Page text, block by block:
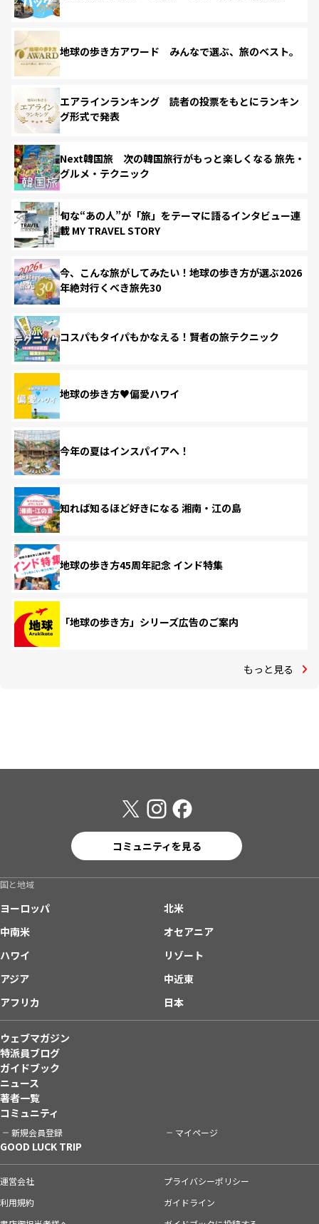
地球の歩き方アワード みんなで選ぶ、旅のベスト。
エアラインランキング 読者の投票をもとにランキン
グ形式で発表
Next韓国旅 次の韓国旅行がもっと楽しくなる 旅先・
グルメ・テクニック
旬な“あの人”が「旅」をテーマに語るインタビュー連
載 MY TRAVEL STORY
今、こんな旅がしてみたい！地球の歩き方が選ぶ2026
年絶対行くべき旅先30
コスパもタイパもかなえる！賢者の旅テクニック
地球の歩き方♥偏愛ハワイ
今年の夏はインスパイアへ！
知れば知るほど好きになる 湘南・江の島
地球の歩き方45周年記念 インド特集
「地球の歩き方」シリーズ広告のご案内
もっと見る
コミュニティを見る
国と地域
ヨーロッパ
北米
中南米
オセアニア
ハワイ
リゾート
アジア
中近東
アフリカ
日本
ウェブマガジン
特派員ブログ
ガイドブック
ニュース
著者一覧
コミュニティ
新規会員登録 マイページ
GOOD LUCK TRIP
運営会社
プライバシーポリシー
利用規約
ガイドライン